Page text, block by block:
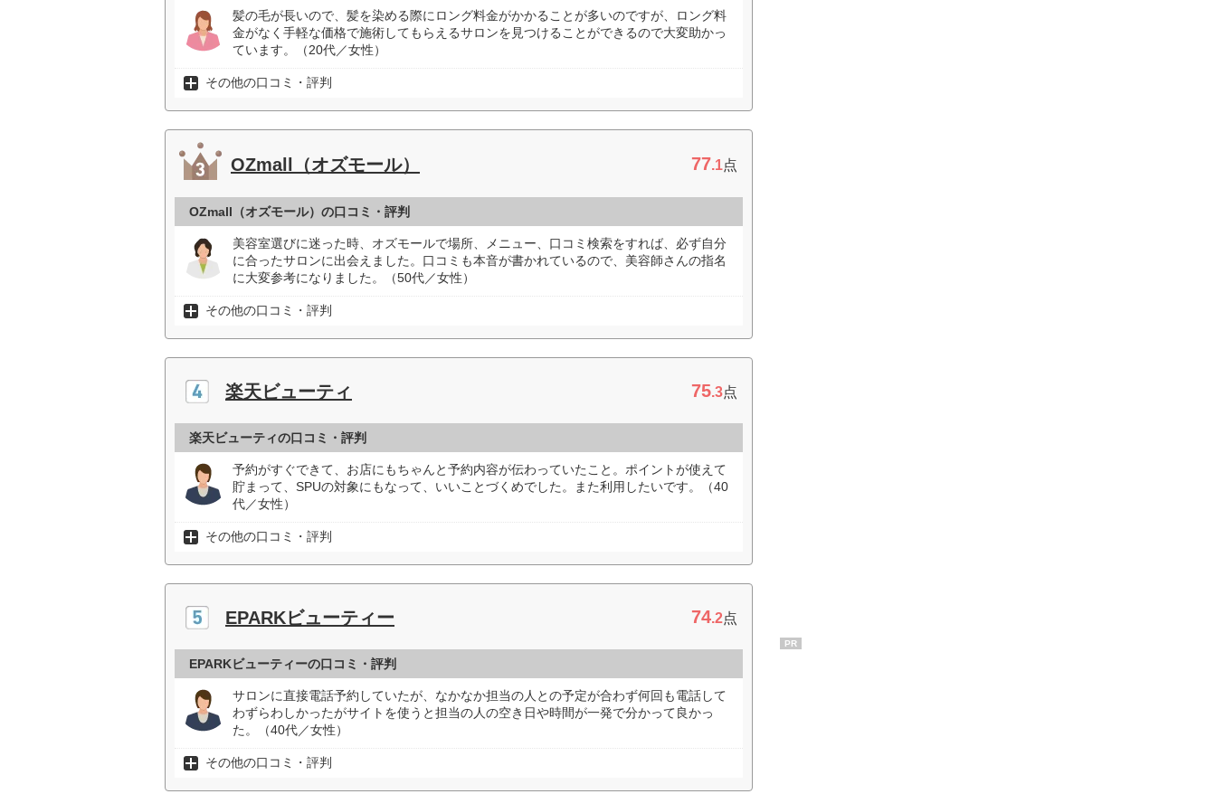
髪の毛が長いので、髪を染める際にロング料金がかかることが多いのですが、ロング料
金がなく手軽な価格で施術してもらえるサロンを見つけることができるので大変助かっ
ています。（20代／女性）
その他の口コミ・評判
OZmall（オズモール） 77.1点
OZmall（オズモール）の口コミ・評判
美容室選びに迷った時、オズモールで場所、メニュー、口コミ検索をすれば、必ず自分
に合ったサロンに出会えました。口コミも本音が書かれているので、美容師さんの指名
に大変参考になりました。（50代／女性）
その他の口コミ・評判
楽天ビューティ 75.3点
楽天ビューティの口コミ・評判
予約がすぐできて、お店にもちゃんと予約内容が伝わっていたこと。ポイントが使えて
貯まって、SPUの対象にもなって、いいことづくめでした。また利用したいです。（40
代／女性）
その他の口コミ・評判
EPARKビューティー 74.2点
EPARKビューティーの口コミ・評判
サロンに直接電話予約していたが、なかなか担当の人との予定が合わず何回も電話して
わずらわしかったがサイトを使うと担当の人の空き日や時間が一発で分かって良かっ
た。（40代／女性）
その他の口コミ・評判
PR